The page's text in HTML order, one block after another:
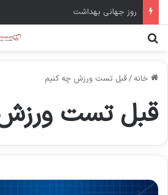
روز جهانی بهداشت
خانه /قبل تست ورزش چه کنیم
قبل تست